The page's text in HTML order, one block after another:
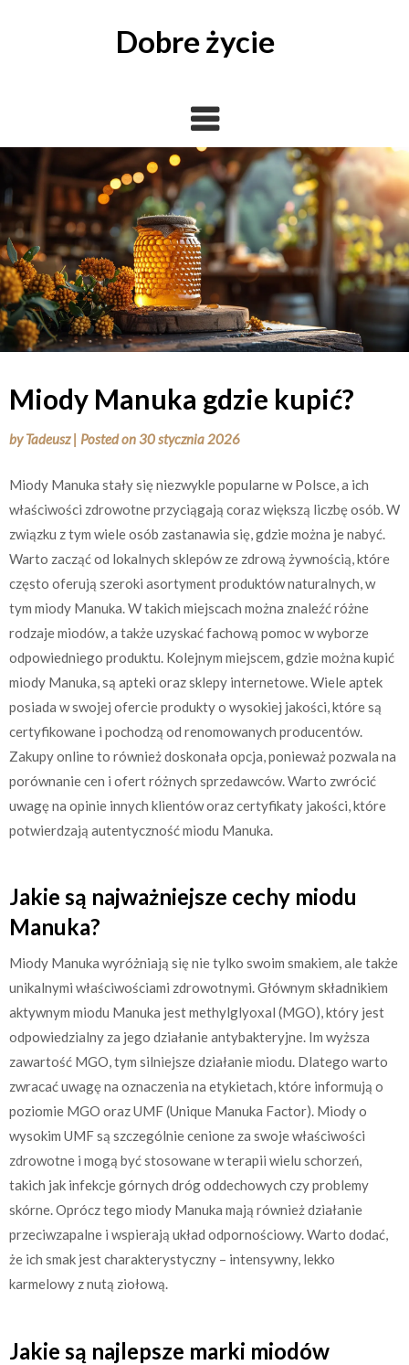
Dobre życie
Miody Manuka gdzie kupić?
byTadeusz | Posted on30 stycznia 2026
Miody Manuka stały się niezwykle popularne w Polsce, a ich
właściwości zdrowotne przyciągają coraz większą liczbę osób. W
związku z tym wiele osób zastanawia się, gdzie można je nabyć.
Warto zacząć od lokalnych sklepów ze zdrową żywnością, które
często oferują szeroki asortyment produktów naturalnych, w
tym miody Manuka. W takich miejscach można znaleźć różne
rodzaje miodów, a także uzyskać fachową pomoc w wyborze
odpowiedniego produktu. Kolejnym miejscem, gdzie można kupić
miody Manuka, są apteki oraz sklepy internetowe. Wiele aptek
posiada w swojej ofercie produkty o wysokiej jakości, które są
certyfikowane i pochodzą od renomowanych producentów.
Zakupy online to również doskonała opcja, ponieważ pozwala na
porównanie cen i ofert różnych sprzedawców. Warto zwrócić
uwagę na opinie innych klientów oraz certyfikaty jakości, które
potwierdzają autentyczność miodu Manuka.
Jakie są najważniejsze cechy miodu
Manuka?
Miody Manuka wyróżniają się nie tylko swoim smakiem, ale także
unikalnymi właściwościami zdrowotnymi. Głównym składnikiem
aktywnym miodu Manuka jest methylglyoxal (MGO), który jest
odpowiedzialny za jego działanie antybakteryjne. Im wyższa
zawartość MGO, tym silniejsze działanie miodu. Dlatego warto
zwracać uwagę na oznaczenia na etykietach, które informują o
poziomie MGO oraz UMF (Unique Manuka Factor). Miody o
wysokim UMF są szczególnie cenione za swoje właściwości
zdrowotne i mogą być stosowane w terapii wielu schorzeń,
takich jak infekcje górnych dróg oddechowych czy problemy
skórne. Oprócz tego miody Manuka mają również działanie
przeciwzapalne i wspierają układ odpornościowy. Warto dodać,
że ich smak jest charakterystyczny – intensywny, lekko
karmelowy z nutą ziołową.
Jakie są najlepsze marki miodów